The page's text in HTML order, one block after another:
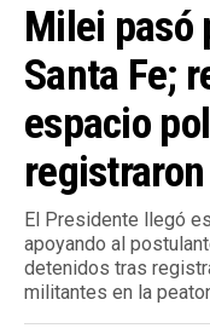
Milei pasó
Santa Fe;
espacio
El Presidente llegó
apoyando al
detenidos tras
militantes en la